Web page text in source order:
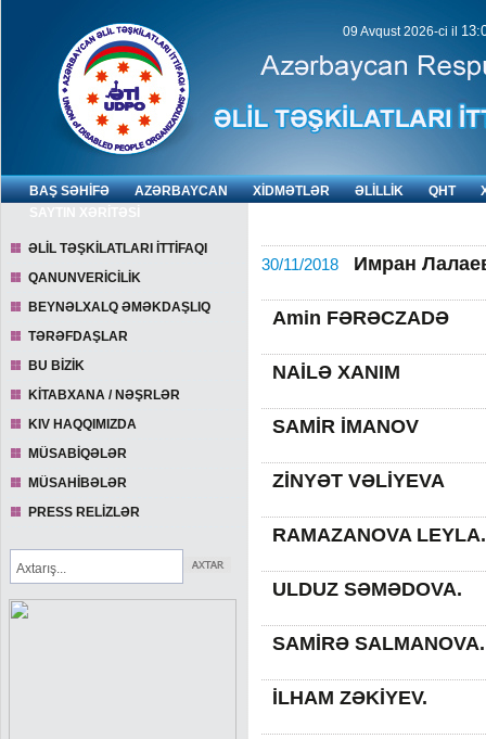
09 Avqust 2026-ci il
BAŞ SƏHİFƏ AZƏRBAYCAN XİDMƏTLƏR ƏLİLLİK QHT
SAYTIN XƏRİTƏSİ
30/11/2018 Имран
Amin FƏRƏCZADƏ
NAİLƏ XANIM
SAMİR İMANOV
ZİNYƏT VƏLİYEVA
RAMAZANOVA LEYLA.
ULDUZ SƏMƏDOVA.
SAMİRƏ SALMANOVA.
İLHAM ZƏKİYEV.
ƏLİL TƏŞKİLATLARI İTTİFAQI
QANUNVERİCİLİK
BEYNƏLXALQ ƏMƏKDAŞLIQ
TƏRƏFDAŞLAR
BU BİZİK
KİTABXANA / NƏŞRLƏR
KIV HAQQIMIZDA
MÜSABİQƏLƏR
MÜSAHİBƏLƏR
PRESS RELİZLƏR